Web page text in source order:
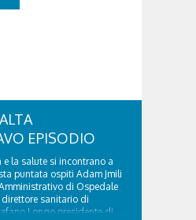
EPISODIO
la salute si incontrano a
puntata ospiti Adam Jmili
di Ospedale
sanitario di
Longo presidente di